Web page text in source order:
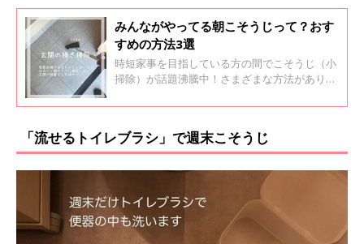
みんながやってる朝こそうじって？おす
すめの方法3選
時短家事を目指している方の間でこそうじ（小
掃除）が話題沸騰中！さまざまな方法がありま
そうじをするのがおすすめ！今回はインスタの
「流せるトイレブラシ」で週末こそうじ